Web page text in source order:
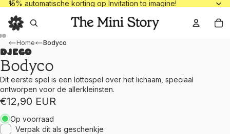
15% automatische korting op Invitation to imagine!
15% automatische korting op Invitation
Home Bodyco
Djeco
Bodyco
Dit eerste spel is een lottospel over het lichaam, speciaal
ontworpen voor de allerkleinsten.
€12,90 EUR
Op voorraad
Verpak dit als geschenkje